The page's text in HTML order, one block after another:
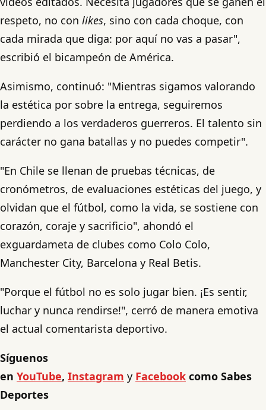
respeto, no con likes, sino con cada choque, con
cada mirada que diga: por aquí no vas a pasar",
escribió el bicampeón de América.
Asimismo, continuó: "Mientras sigamos valorando
la estética por sobre la entrega, seguiremos
perdiendo a los verdaderos guerreros. El talento sin
carácter no gana batallas y no puedes competir".
"En Chile se llenan de pruebas técnicas, de
cronómetros, de evaluaciones estéticas del juego, y
olvidan que el fútbol, como la vida, se sostiene con
corazón, coraje y sacrificio", ahondó el
exguardameta de clubes como Colo Colo,
Manchester City, Barcelona y Real Betis.
"Porque el fútbol no es solo jugar bien. ¡Es sentir,
luchar y nunca rendirse!", cerró de manera emotiva
el actual comentarista deportivo.
Síguenos
en YouTube, Instagram y Facebook como Sabes
Deportes